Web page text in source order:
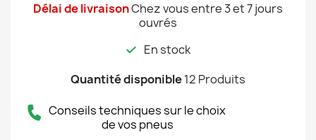
Délai de livraisonChez vous entre 3 et 7 jours
ouvrés
En stock
Quantité disponible12 Produits
Conseils techniques sur le choix
de vos pneus